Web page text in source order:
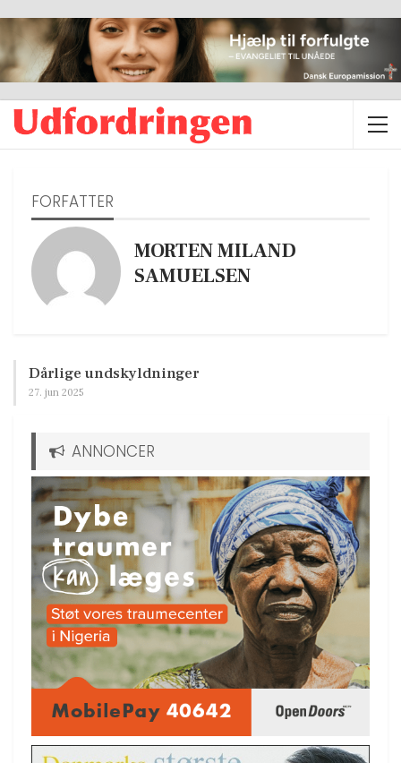
FORFATTER
MORTEN MILAND
SAMUELSEN
Dårlige undskyldninger
27. jun 2025
ANNONCER